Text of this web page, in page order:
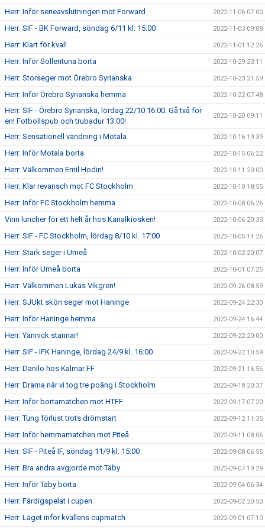
Herr: Inför serieavslutningen mot Forward 2022-11-06 07:00
Herr: SIF - BK Forward, söndag 6/11 kl. 15:00 2022-11-03 09:08
Herr: Klart för kval! 2022-11-01 12:26
Herr: Inför Sollentuna borta 2022-10-29 23:11
Herr: Storseger mot Örebro Syrianska 2022-10-23 21:59
Herr: Inför Örebro Syrianska hemma 2022-10-22 07:48
Herr: SIF - Örebro Syrianska, lördag 22/10 16:00. Gå två för
en! Fotbollspub och trubadur 13:00!
2022-10-20 09:11
Herr: Sensationell vändning i Motala 2022-10-16 19:39
Herr: Inför Motala borta 2022-10-15 06:22
Herr: Välkommen Emil Hodin! 2022-10-11 20:00
Herr: Klar revansch mot FC Stockholm 2022-10-10 18:55
Herr: Inför FC Stockholm hemma 2022-10-08 06:26
Vinn luncher för ett helt år hos Kanalkiosken! 2022-10-06 20:33
Herr: SIF - FC Stockholm, lördag 8/10 kl. 17:00 2022-10-05 14:26
Herr: Stark seger i Umeå 2022-10-02 20:07
Herr: Inför Umeå borta 2022-10-01 07:25
Herr: Välkommen Lukas Vikgren! 2022-09-26 08:59
Herr: SJUkt skön seger mot Haninge 2022-09-24 22:30
Herr: Inför Haninge hemma 2022-09-24 16:44
Herr: Yannick stannar! 2022-09-22 20:00
Herr: SIF - IFK Haninge, lördag 24/9 kl. 16:00 2022-09-22 10:59
Herr: Danilo hos Kalmar FF 2022-09-21 16:56
Herr: Drama när vi tog tre poäng i Stockholm 2022-09-18 20:37
Herr: Inför bortamatchen mot HTFF 2022-09-17 07:20
Herr: Tung förlust trots drömstart 2022-09-12 11:35
Herr: Inför hemmamatchen mot Piteå 2022-09-11 08:06
Herr: SIF - Piteå IF, söndag 11/9 kl. 15:00 2022-09-08 06:55
Herr: Bra andra avgjorde mot Täby 2022-09-07 19:29
Herr: Inför Täby borta 2022-09-04 06:34
Herr: Färdigspelat i cupen 2022-09-02 20:50
Herr: Läget inför kvällens cupmatch 2022-09-01 07:10